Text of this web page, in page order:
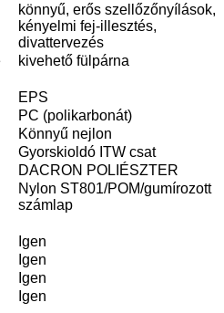
könnyű, erős szellőzőnyílások,
kényelmi fej-illesztés,
divattervezés
kivehető fülpárna
EPS
PC (polikarbonát)
Könnyű nejlon
Gyorskioldó ITW csat
DACRON POLIÉSZTER
Nylon ST801/POM/gumírozott
számlap
Igen
Igen
Igen
Igen